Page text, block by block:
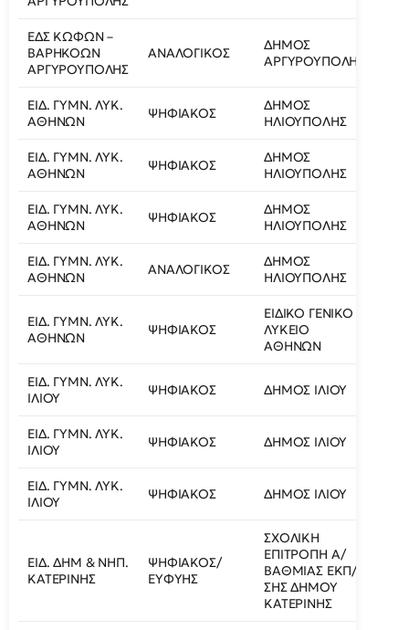
ΕΔΣ ΚΩΦΩΝ –
ΒΑΡΗΚΟΩΝ
ΑΡΓΥΡΟΥΠΟΛΗΣ
ΑΝΑΛΟΓΙΚΟΣ
ΔΗΜΟΣ
ΑΡΓΥΡΟΥΠΟΛΗΣ
ΕΙΔ. ΓΥΜΝ. ΛΥΚ.
ΑΘΗΝΩΝ
ΨΗΦΙΑΚΟΣ
ΔΗΜΟΣ
ΗΛΙΟΥΠΟΛΗΣ
ΕΙΔ. ΓΥΜΝ. ΛΥΚ.
ΑΘΗΝΩΝ
ΨΗΦΙΑΚΟΣ
ΔΗΜΟΣ
ΗΛΙΟΥΠΟΛΗΣ
ΕΙΔ. ΓΥΜΝ. ΛΥΚ.
ΑΘΗΝΩΝ
ΨΗΦΙΑΚΟΣ
ΔΗΜΟΣ
ΗΛΙΟΥΠΟΛΗΣ
ΕΙΔ. ΓΥΜΝ. ΛΥΚ.
ΑΘΗΝΩΝ
ΑΝΑΛΟΓΙΚΟΣ
ΔΗΜΟΣ
ΗΛΙΟΥΠΟΛΗΣ
ΕΙΔ. ΓΥΜΝ. ΛΥΚ.
ΑΘΗΝΩΝ
ΨΗΦΙΑΚΟΣ
ΕΙΔΙΚΟ ΓΕΝΙΚΟ
ΛΥΚΕΙΟ
ΑΘΗΝΩΝ
ΕΙΔ. ΓΥΜΝ. ΛΥΚ.
ΙΛΙΟΥ
ΨΗΦΙΑΚΟΣ ΔΗΜΟΣ ΙΛΙΟΥ
ΕΙΔ. ΓΥΜΝ. ΛΥΚ.
ΙΛΙΟΥ
ΨΗΦΙΑΚΟΣ ΔΗΜΟΣ ΙΛΙΟΥ
ΕΙΔ. ΓΥΜΝ. ΛΥΚ.
ΙΛΙΟΥ
ΨΗΦΙΑΚΟΣ ΔΗΜΟΣ ΙΛΙΟΥ
ΕΙΔ. ΔΗΜ & ΝΗΠ.
ΚΑΤΕΡΙΝΗΣ
ΨΗΦΙΑΚΟΣ/
ΕΥΦΥΗΣ
ΣΧΟΛΙΚΗ
ΕΠΙΤΡΟΠΗ Α/
ΒΑΘΜΙΑΣ ΕΚΠ/
ΣΗΣ ΔΗΜΟΥ
ΚΑΤΕΡΙΝΗΣ